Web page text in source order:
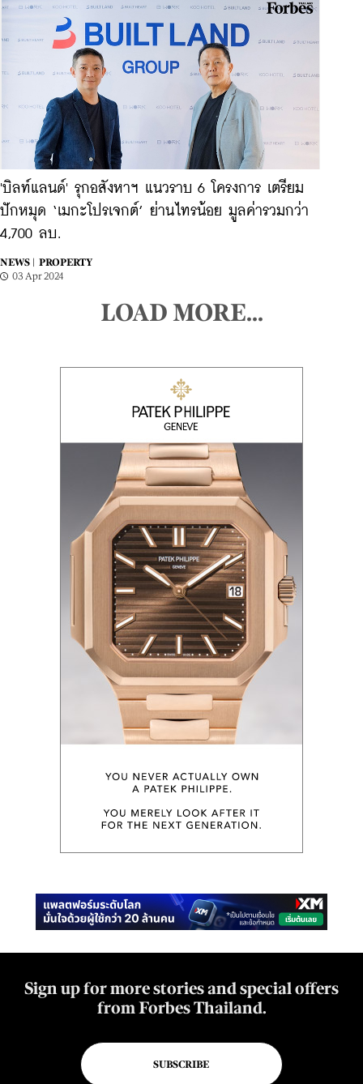
'บิลท์แลนด์' รุกอสังหาฯ แนวราบ 6 โครงการ เตรียม
ปักหมุด ‘เมกะโปรเจกต์’ ย่านไทรน้อย มูลค่ารวมกว่า
4,700 ลบ.
NEWS |
PROPERTY
03 Apr 2024
LOAD MORE...
Sign up for more stories and special offers
from Forbes Thailand.
SUBSCRIBE